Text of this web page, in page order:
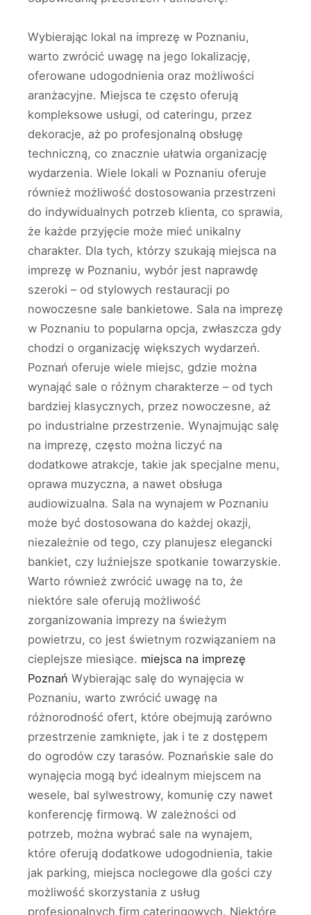
Wybierając lokal na imprezę w Poznaniu,
warto zwrócić uwagę na jego lokalizację,
oferowane udogodnienia oraz możliwości
aranżacyjne. Miejsca te często oferują
kompleksowe usługi, od cateringu, przez
dekoracje, aż po profesjonalną obsługę
techniczną, co znacznie ułatwia organizację
wydarzenia. Wiele lokali w Poznaniu oferuje
również możliwość dostosowania przestrzeni
do indywidualnych potrzeb klienta, co sprawia,
że każde przyjęcie może mieć unikalny
charakter. Dla tych, którzy szukają miejsca na
imprezę w Poznaniu, wybór jest naprawdę
szeroki – od stylowych restauracji po
nowoczesne sale bankietowe. Sala na imprezę
w Poznaniu to popularna opcja, zwłaszcza gdy
chodzi o organizację większych wydarzeń.
Poznań oferuje wiele miejsc, gdzie można
wynająć sale o różnym charakterze – od tych
bardziej klasycznych, przez nowoczesne, aż
po industrialne przestrzenie. Wynajmując salę
na imprezę, często można liczyć na
dodatkowe atrakcje, takie jak specjalne menu,
oprawa muzyczna, a nawet obsługa
audiowizualna. Sala na wynajem w Poznaniu
może być dostosowana do każdej okazji,
niezależnie od tego, czy planujesz elegancki
bankiet, czy luźniejsze spotkanie towarzyskie.
Warto również zwrócić uwagę na to, że
niektóre sale oferują możliwość
zorganizowania imprezy na świeżym
powietrzu, co jest świetnym rozwiązaniem na
cieplejsze miesiące. miejsca na imprezę
Poznań Wybierając salę do wynajęcia w
Poznaniu, warto zwrócić uwagę na
różnorodność ofert, które obejmują zarówno
przestrzenie zamknięte, jak i te z dostępem
do ogrodów czy tarasów. Poznańskie sale do
wynajęcia mogą być idealnym miejscem na
wesele, bal sylwestrowy, komunię czy nawet
konferencję firmową. W zależności od
potrzeb, można wybrać sale na wynajem,
które oferują dodatkowe udogodnienia, takie
jak parking, miejsca noclegowe dla gości czy
możliwość skorzystania z usług
profesjonalnych firm cateringowych. Niektóre